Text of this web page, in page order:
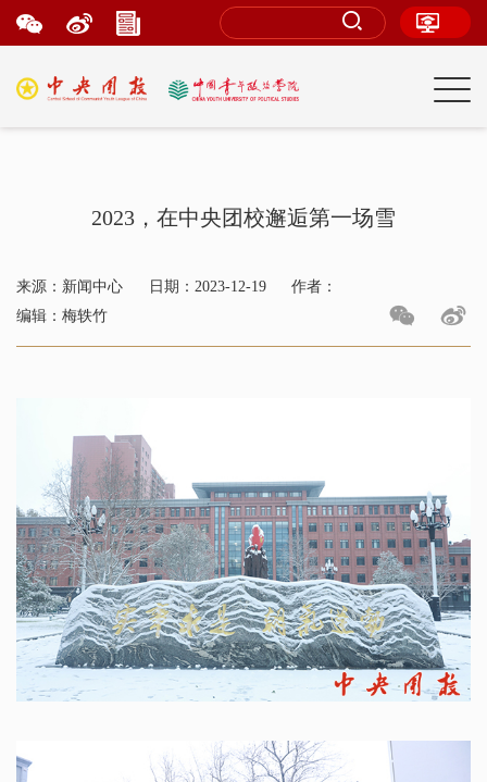
2023，在中央团校邂逅第一场雪
来源：新闻中心 日期：2023-12-19
作者：
编辑：梅轶竹